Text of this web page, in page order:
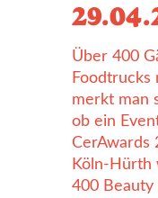
Über 400
Foodtrucks
merkt man
ob ein
CerAwards
Köln-Hürth
400